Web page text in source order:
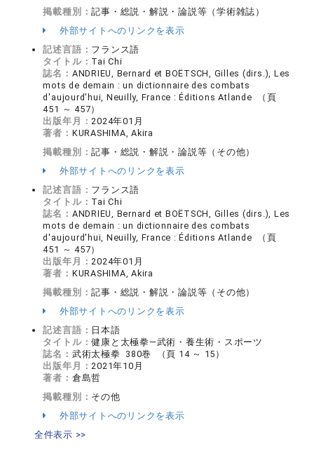
掲載種別：記事・総説・解説・論説等（学術雑誌）
外部サイトへのリンクを表示
記述言語： フランス語
タイトル： Tai Chi
誌名： ANDRIEU, Bernard et BOËTSCH, Gilles (dirs.), Les
mots de demain : un dictionnaire des combats
d'aujourd'hui, Neuilly, France : Éditions Atlande （頁
451 ～ 457）
出版年月：2024年01月
著者： KURASHIMA, Akira
掲載種別：記事・総説・解説・論説等（その他）
外部サイトへのリンクを表示
記述言語： フランス語
タイトル： Tai Chi
誌名： ANDRIEU, Bernard et BOËTSCH, Gilles (dirs.), Les
mots de demain : un dictionnaire des combats
d'aujourd'hui, Neuilly, France : Éditions Atlande （頁
451 ～ 457）
出版年月：2024年01月
著者： KURASHIMA, Akira
掲載種別：記事・総説・解説・論説等（その他）
外部サイトへのリンクを表示
記述言語： 日本語
タイトル：健康と太極拳―武術・養生術・スポーツ
誌名： 武術太極拳 380巻 （頁 14 ～ 15）
出版年月：2021年10月
著者： 倉島哲
掲載種別： その他
外部サイトへのリンクを表示
全件表示 >>